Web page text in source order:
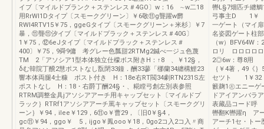
イブ〔マイルドプランク＋ステンレス＃4GO〕w：16 ∼w二18
用RrWl1Dタイプ〔スモークグリーン〕￥6敬⑪g聾躍w欝
RWI4RTV15￥75，ggeGタイプ〔スモークグリーン＋米杉〕￥7
暴，⑪聾⑪汐イブ〔マイルドプラック＋ステンレス＃40G〕
1￥75，⑫6eJタイプ〔マイルドプラック＋ステンレス＃
400〕￥75，9舜9傭 考グレー色瓢甜2RTMg2鍼べ一ジュ色蔑
TM 2「アソシア1型本体独立仕檬ボス附きH：↑8 、￥12§，
δむ韓院丁醗2慧ポストなし翫閉33鐘．酬33蓼「梛蘭34纏構鯉23
響本体両腿4士糠 ボスト付き H：18e右RT閥34劇RTN231S左
ポストなし H：18・右爵丁酬24§・、糀瞠弓創左別表参照
RTRM調整金具jアソシアアーチ用キャップセット〔マイルドプ
ラック｝RTRf1アソシアアーチ罵キャップセット〔スモークグリ
ーン｝￥94，ilee￥129，6⑪o￥曹29，〔旧0￥§4，
gc⑪￥94，ggo￥ 5，ijgo￥鳳ooo￥18，0go2コ入2コ入〃商
轡L§7畑匹チ纏
弓事主D 1￥
一ゲート（マイ
名姿図ゲート柱
（w）
ロリ ロロロロ
2◎6w：尊8用
｛￥4著，49
セツト 1￥32
籔麹1㊧エニーゲ
ドアイアンバラ
表藏品コード呼
轡翻K轡躍η
アーチ1セ・トー